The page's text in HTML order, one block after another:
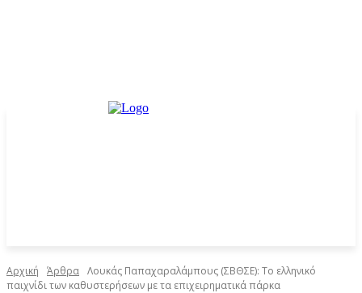
Αρχική Άρθρα Λουκάς Παπαχαραλάμπους (ΣΒΘΣΕ): Το ελληνικό
παιχνίδι των καθυστερήσεων με τα επιχειρηματικά πάρκα